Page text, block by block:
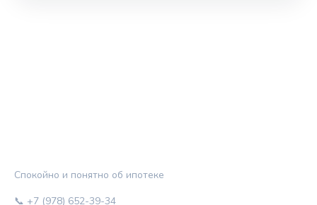
Спокойно и понятно об ипотеке
📞 +7 (978) 652-39-34